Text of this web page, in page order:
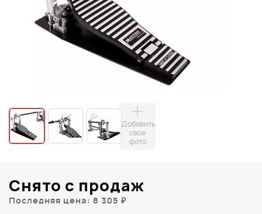
Добавить
свое
фото
Снято с продаж
Последняя цена: 8 305 ₽